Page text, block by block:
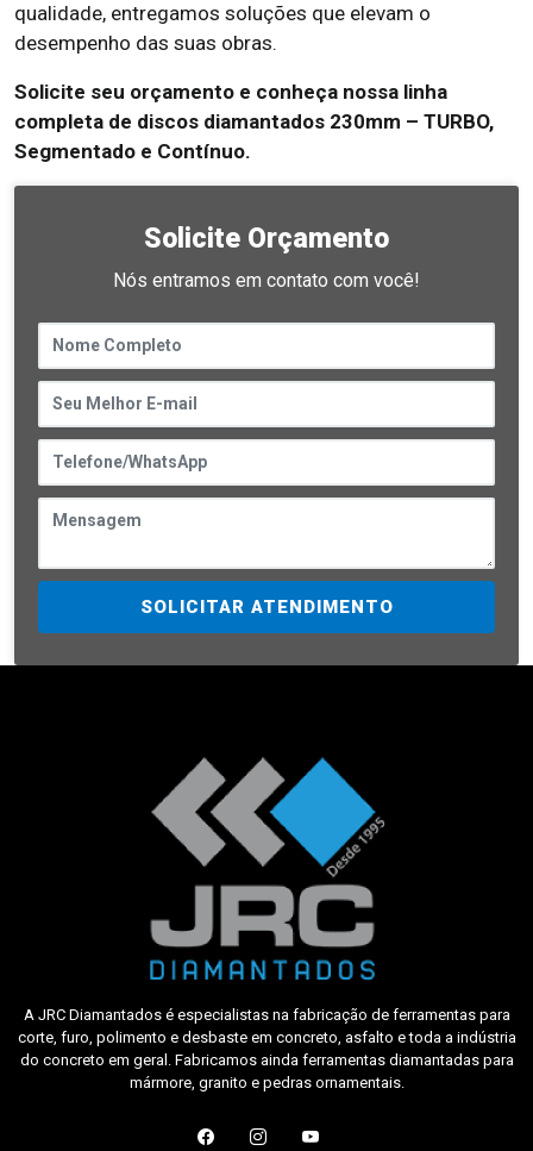
qualidade, entregamos soluções que elevam o
desempenho das suas obras.
Solicite seu orçamento e conheça nossa linha
completa de discos diamantados 230mm – TURBO,
Segmentado e Contínuo.
Solicite Orçamento
Nós entramos em contato com você!
SOLICITAR ATENDIMENTO
A JRC Diamantados é especialistas na fabricação de ferramentas para
corte, furo, polimento e desbaste em concreto, asfalto e toda a indústria
do concreto em geral. Fabricamos ainda ferramentas diamantadas para
mármore, granito e pedras ornamentais.